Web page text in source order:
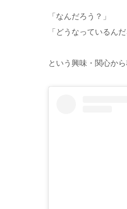
「なんだろう？」
「どうなっているんだ
という興味・関心か